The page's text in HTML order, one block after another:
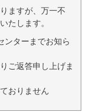
ますが、万一不
たします。
ンターまでお知ら
ご返答申し上げま
おりません